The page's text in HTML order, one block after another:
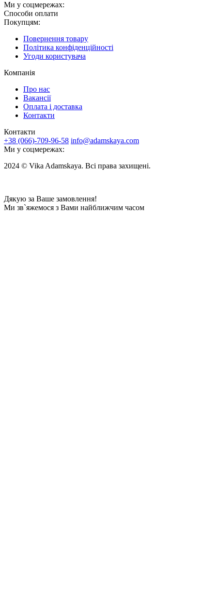
Ми у соцмережах:
Способи оплати
Покупцям:
Повернення товару
Політика конфіденційності
Угоди користувача
Компанія
Про нас
Вакансії
Оплата і доставка
Контакти
Контакти
+38 (066)-709-96-58 info@adamskaya.com
Ми у соцмережах:
2024 © Vika Adamskaya. Всі права захищені.
Дякую за Ваше замовлення!
Ми зв`яжемося з Вами найближчим часом